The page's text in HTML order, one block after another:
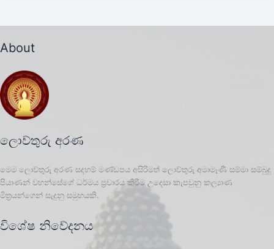
About
ලොව්තුරු අරණ
මෙම ලොව්තුරු අරණ සදහම් මණ්ඩපය අසිරිමත් ලොව්තුරු අමාමෑණී සම්මා සම්බුදු
පියාණන් වහන්සේගේ ධර්මය ප්‍රචාරය කිරීම උදෙසා කැපවුනු කල්‍යාණ
මිත්‍රයන්ගෙන් සැදුනු සමුහයකි.
විශේෂ නිවේදනය